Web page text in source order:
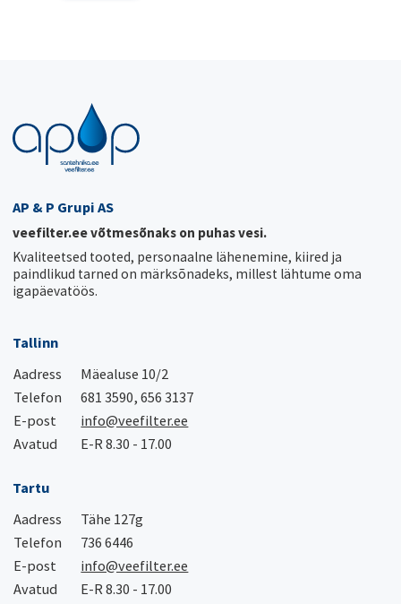
AP & P Grupi AS
veefilter.ee võtmesõnaks on puhas vesi.
Kvaliteetsed tooted, personaalne lähenemine, kiired ja
paindlikud tarned on märksõnadeks, millest lähtume oma
igapäevatöös.
Tallinn
Aadress
Mäealuse 10/2
Telefon
681 3590, 656 3137
E-post
info@veefilter.ee
Avatud
E-R 8.30 - 17.00
Tartu
Aadress
Tähe 127g
Telefon
736 6446
E-post
info@veefilter.ee
Avatud
E-R 8.30 - 17.00